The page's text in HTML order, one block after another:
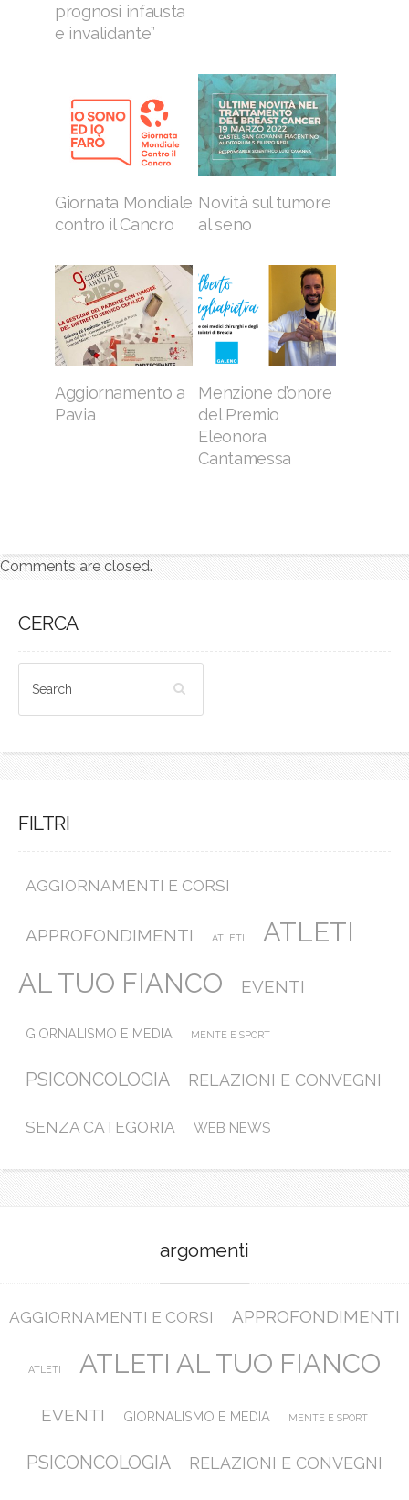
prognosi infausta
e invalidante”
Giornata Mondiale
contro il Cancro
Novità sul tumore
al seno
Aggiornamento a
Pavia
Menzione d’onore
del Premio
Eleonora
Cantamessa
Comments are closed.
CERCA
FILTRI
AGGIORNAMENTI E CORSI
APPROFONDIMENTI ATLETI
ATLETI
AL TUO FIANCO
EVENTI
GIORNALISMO E MEDIA MENTE E SPORT
PSICONCOLOGIA RELAZIONI E CONVEGNI
SENZA CATEGORIA WEB NEWS
argomenti
AGGIORNAMENTI E CORSI APPROFONDIMENTI
ATLETI ATLETI AL TUO FIANCO
EVENTI GIORNALISMO E MEDIA MENTE E SPORT
PSICONCOLOGIA RELAZIONI E CONVEGNI